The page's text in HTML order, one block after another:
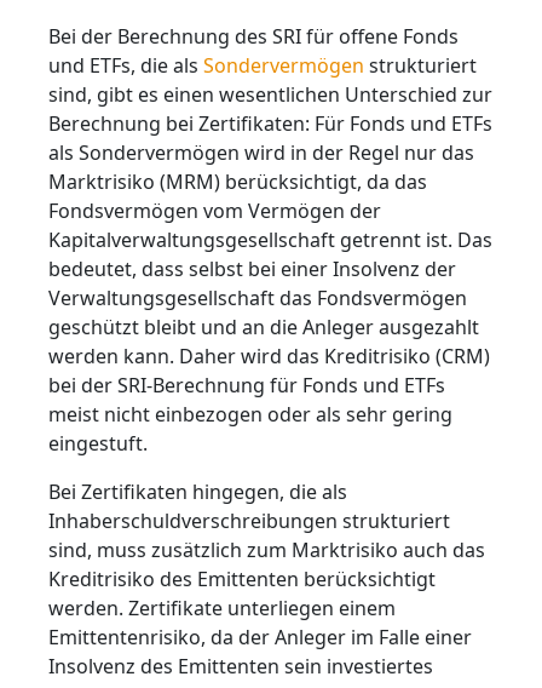
Bei der Berechnung des SRI für offene Fonds
und ETFs, die als Sondervermögen strukturiert
sind, gibt es einen wesentlichen Unterschied zur
Berechnung bei Zertifikaten: Für Fonds und ETFs
als Sondervermögen wird in der Regel nur das
Marktrisiko (MRM) berücksichtigt, da das
Fondsvermögen vom Vermögen der
Kapitalverwaltungsgesellschaft getrennt ist. Das
bedeutet, dass selbst bei einer Insolvenz der
Verwaltungsgesellschaft das Fondsvermögen
geschützt bleibt und an die Anleger ausgezahlt
werden kann. Daher wird das Kreditrisiko (CRM)
bei der SRI-Berechnung für Fonds und ETFs
meist nicht einbezogen oder als sehr gering
eingestuft.
Bei Zertifikaten hingegen, die als
Inhaberschuldverschreibungen strukturiert
sind, muss zusätzlich zum Marktrisiko auch das
Kreditrisiko des Emittenten berücksichtigt
werden. Zertifikate unterliegen einem
Emittentenrisiko, da der Anleger im Falle einer
Insolvenz des Emittenten sein investiertes